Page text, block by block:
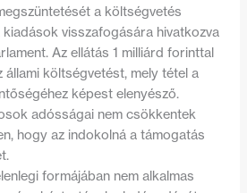
a költségvetés
visszafogására hivatkozva
Az ellátás 1 milliárd forinttal
állami költségvetést, mely tétel a
képest elenyésző.
adósságai nem csökkentek
hogy az indokolná a támogatás
formájában nem alkalmas